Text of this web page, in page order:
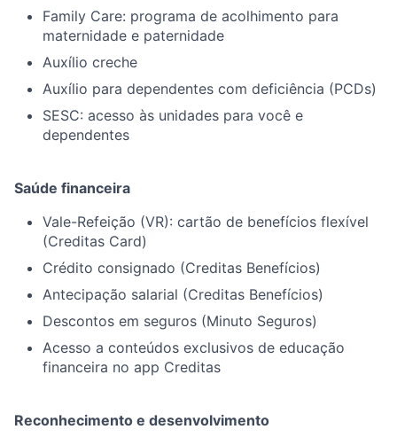
Family Care: programa de acolhimento para
maternidade e paternidade
Auxílio creche
Auxílio para dependentes com deficiência (PCDs)
SESC: acesso às unidades para você e
dependentes
Saúde financeira
Vale-Refeição (VR): cartão de benefícios flexível
(Creditas Card)
Crédito consignado (Creditas Benefícios)
Antecipação salarial (Creditas Benefícios)
Descontos em seguros (Minuto Seguros)
Acesso a conteúdos exclusivos de educação
financeira no app Creditas
Reconhecimento e desenvolvimento